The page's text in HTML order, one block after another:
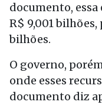
documento,
R$ 9,001 bilhões,
bilhões.
O governo,
onde esses
documento diz